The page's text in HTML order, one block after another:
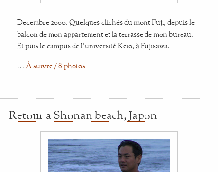
Decembre 2000. Quelques clichés du mont Fuji, depuis le
balcon de mon appartement et la terrasse de mon bureau.
Et puis le campus de l'université Keio, à Fujisawa.
… À suivre / 8 photos
Retour a Shonan beach, Japon